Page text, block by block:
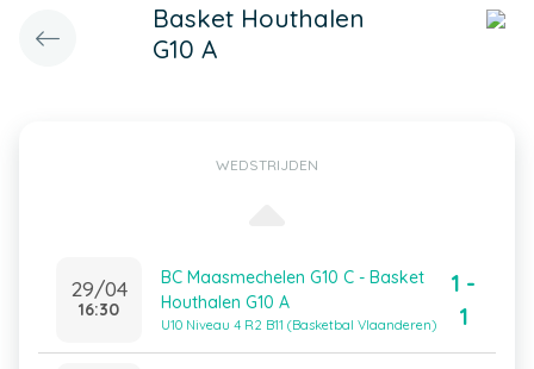
Basket Houthalen
G10 A
WEDSTRIJDEN
29/04
16:30
BC Maasmechelen G10 C - Basket
Houthalen G10 A
U10 Niveau 4 R2 B11 (Basketbal Vlaanderen)
1 -
1